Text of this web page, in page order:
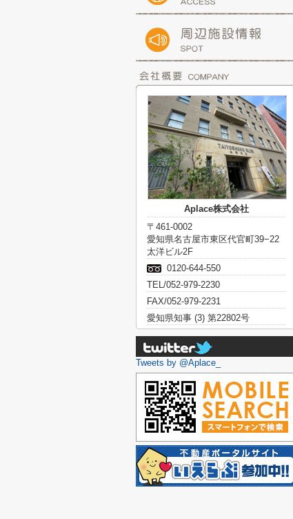
Aplace株式会社
〒461-0002
愛知県名古屋市東区代官町39−22
太洋ビル2F
0120-644-550
TEL/052-979-2230
FAX/052-979-2231
愛知県知事 (3) 第22802号
Tweets by @Aplace_